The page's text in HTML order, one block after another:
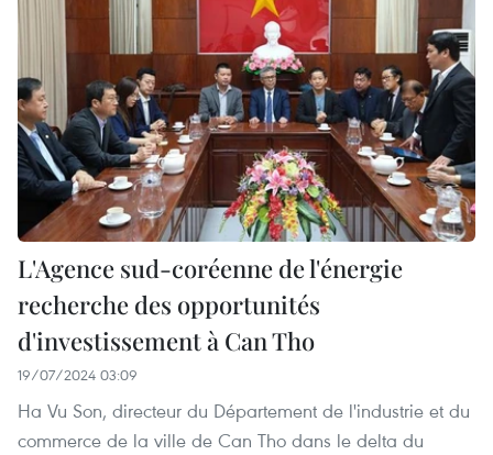
L'Agence sud-coréenne de l'énergie
recherche des opportunités
d'investissement à Can Tho
19/07/2024 03:09
Ha Vu Son, directeur du Département de l'industrie et du
commerce de la ville de Can Tho dans le delta du